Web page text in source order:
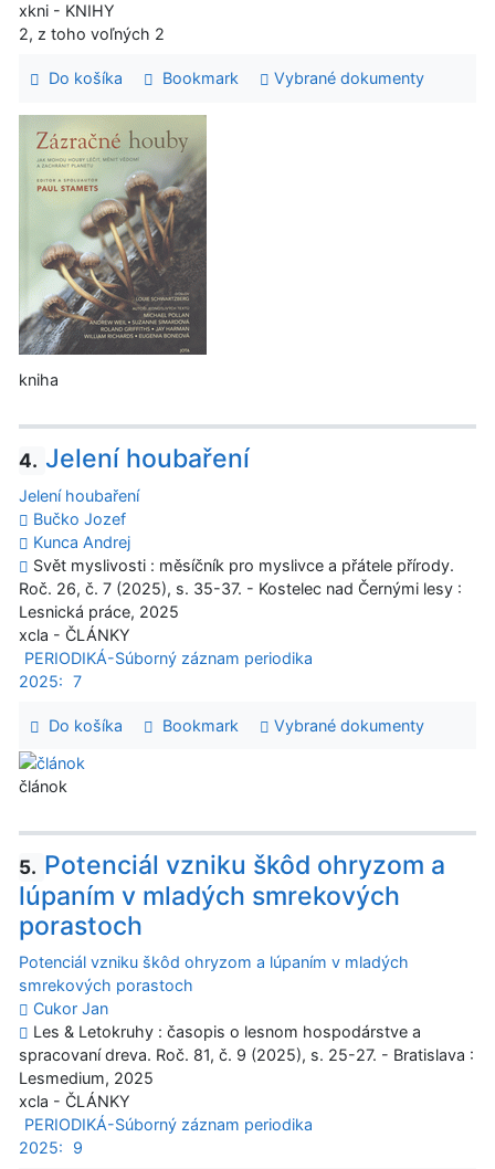
xkni - KNIHY
2, z toho voľných 2
Do košíka Bookmark Vybrané dokumenty
kniha
4. Jelení houbaření
Jelení houbaření
Bučko Jozef
Kunca Andrej
Svět myslivosti : měsíčník pro myslivce a přátele přírody.
Roč. 26, č. 7 (2025), s. 35-37. - Kostelec nad Černými lesy :
Lesnická práce, 2025
xcla - ČLÁNKY
PERIODIKÁ-Súborný záznam periodika
2025: 7
Do košíka Bookmark Vybrané dokumenty
článok
5. Potenciál vzniku škôd ohryzom a
lúpaním v mladých smrekových
porastoch
Potenciál vzniku škôd ohryzom a lúpaním v mladých
smrekových porastoch
Cukor Jan
Les & Letokruhy : časopis o lesnom hospodárstve a
spracovaní dreva. Roč. 81, č. 9 (2025), s. 25-27. - Bratislava :
Lesmedium, 2025
xcla - ČLÁNKY
PERIODIKÁ-Súborný záznam periodika
2025:
9